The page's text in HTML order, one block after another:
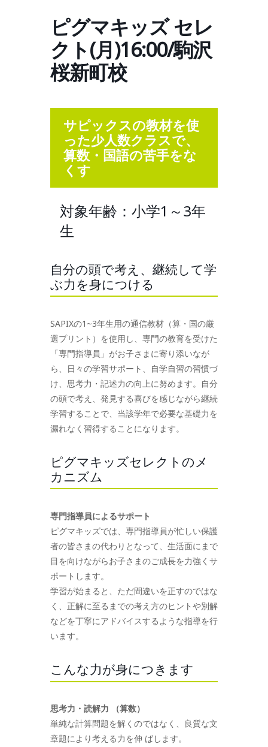
ピグマキッズ セレ
クト(月)16:00/駒沢
桜新町校
サピックスの教材を使
った少人数クラスで、
算数・国語の苦手をな
くす
対象年齢：小学1～3年
生
自分の頭で考え、継続して学
ぶ力を身につける
SAPIXの1~3年生用の通信教材（算・国の厳
選プリント）を使用し、専門の教育を受けた
「専門指導員」がお子さまに寄り添いなが
ら、日々の学習サポート、自学自習の習慣づ
け、思考力・記述力の向上に努めます。自分
の頭で考え、発見する喜びを感じながら継続
学習することで、当該学年で必要な基礎力を
漏れなく習得することになります。
ピグマキッズセレクトのメ
カニズム
専門指導員によるサポート
ピグマキッズでは、専門指導員が忙しい保護
者の皆さまの代わりとなって、生活面にまで
目を向けながらお子さまのご成長を力強くサ
ポートします。
学習が始まると、ただ間違いを正すのではな
く、正解に至るまでの考え方のヒントや別解
などを丁寧にアドバイスするような指導を行
います。
こんな力が身につきます
思考力・読解力 （算数）
単純な計算問題を解くのではなく、良質な文
章題により考える力を伸 ばします。